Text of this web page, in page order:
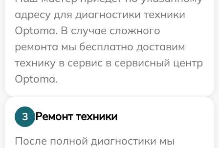
адресу для диагностики техники
Optoma. В случае сложного
ремонта мы бесплатно доставим
технику в сервис в сервисный центр
Optoma.
3
Ремонт техники
После полной диагностики мы